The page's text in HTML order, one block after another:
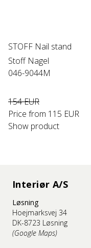
STOFF Nail stand
Stoff Nagel
046-9044M
154 EUR
Price from 115 EUR
Show product
Interiør A/S
Løsning
Hoejmarksvej 34
DK-8723 Løsning
(Google Maps)